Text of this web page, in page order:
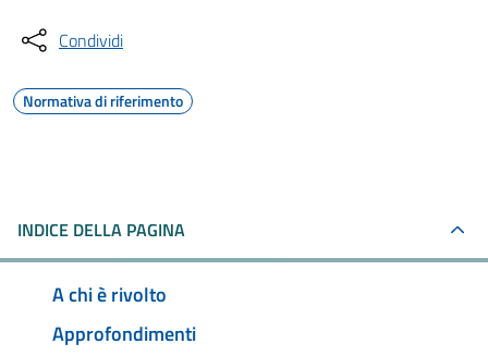
Condividi
Normativa di riferimento
INDICE DELLA PAGINA
A chi è rivolto
Approfondimenti